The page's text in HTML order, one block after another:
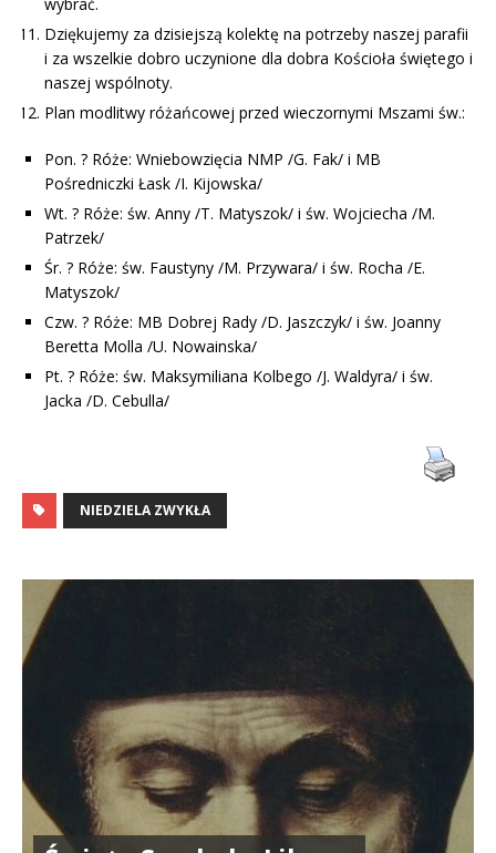
Dziękujemy za dzisiejszą kolektę na potrzeby naszej parafii
i za wszelkie dobro uczynione dla dobra Kościoła świętego i
naszej wspólnoty.
Plan modlitwy różańcowej przed wieczornymi Mszami św.:
Pon. ? Róże: Wniebowzięcia NMP /G. Fak/ i MB
Pośredniczki Łask /I. Kijowska/
Wt. ? Róże: św. Anny /T. Matyszok/ i św. Wojciecha /M.
Patrzek/
Śr. ? Róże: św. Faustyny /M. Przywara/ i św. Rocha /E.
Matyszok/
Czw. ? Róże: MB Dobrej Rady /D. Jaszczyk/ i św. Joanny
Beretta Molla /U. Nowainska/
Pt. ? Róże: św. Maksymiliana Kolbego /J. Waldyra/ i św.
Jacka /D. Cebulla/
NIEDZIELA ZWYKŁA